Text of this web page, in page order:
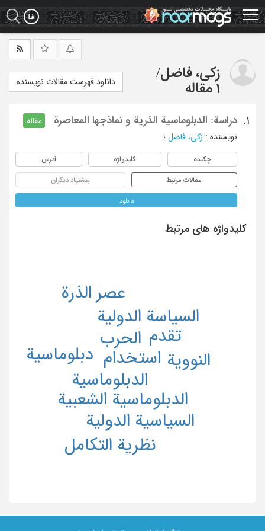
Skip
to
main
زکی، فاضل/
1 مقاله
دانلود فهرست مقالات نویسنده
1. دراسة: الدبلوماسیة الذریة و نماذجها المعاصرة
مقاله
نویسنده : زکی، فاضل ؛
چکیده کلیدواژه آدرس
مقالات مرتبط پیشنهاد دیگران
دانلود
کلیدواژه های مرتبط
استخدام
الحرب
الدبلوماسیة
الدبلوماسیة الشعبیة
السیاسة الدولیة
السیاسیة الدولیة
النوویة
تقدم
دبلوماسیة
عصر الذرة
نظریة التکامل